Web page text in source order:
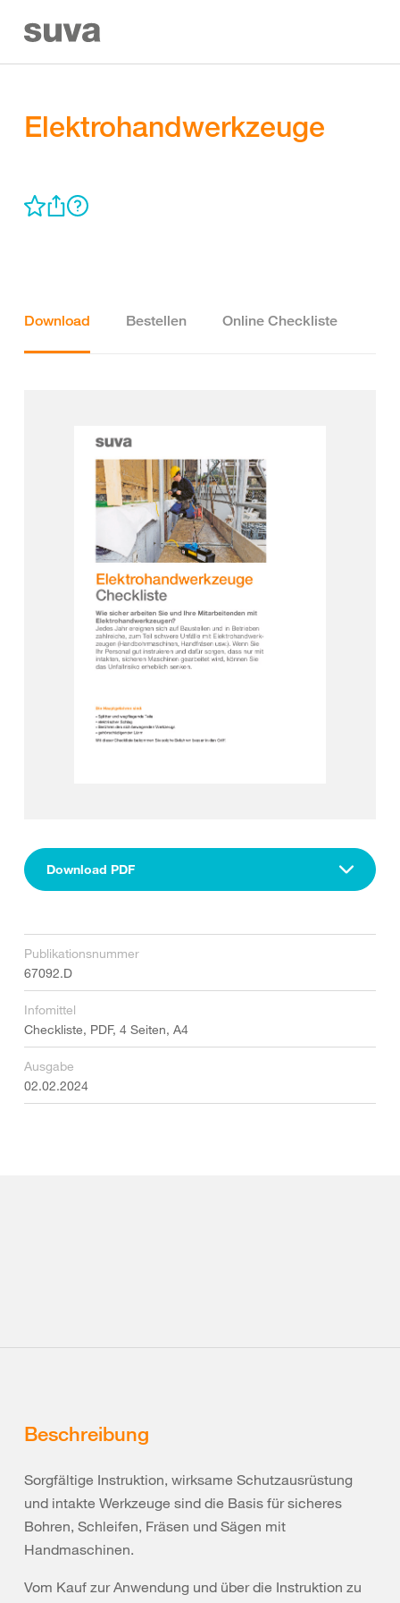
Elektrohandwerkzeuge
Download Bestellen Online Checkliste
Download PDF
Publikationsnummer
67092.D
Infomittel
Checkliste, PDF, 4 Seiten, A4
Ausgabe
02.02.2024
Beschreibung
Sorgfältige Instruktion, wirksame Schutzausrüstung
und intakte Werkzeuge sind die Basis für sicheres
Bohren, Schleifen, Fräsen und Sägen mit
Handmaschinen.
Vom Kauf zur Anwendung und über die Instruktion zu